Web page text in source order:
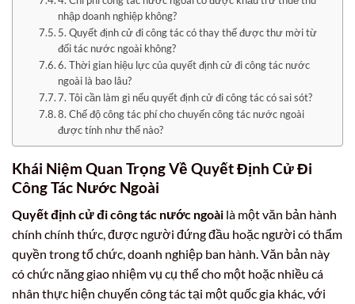
nhập doanh nghiệp không?
5. Quyết định cử đi công tác có thay thế được thư mời từ
đối tác nước ngoài không?
6. Thời gian hiệu lực của quyết định cử đi công tác nước
ngoài là bao lâu?
7. Tôi cần làm gì nếu quyết định cử đi công tác có sai sót?
8. Chế độ công tác phí cho chuyến công tác nước ngoài
được tính như thế nào?
Khái Niệm Quan Trọng Về Quyết Định Cử Đi
Công Tác Nước Ngoài
Quyết định cử đi công tác nước ngoài là một văn bản hành
chính chính thức, được người đứng đầu hoặc người có thẩm
quyền trong tổ chức, doanh nghiệp ban hành. Văn bản này
có chức năng giao nhiệm vụ cụ thể cho một hoặc nhiều cá
nhân thực hiện chuyến công tác tại một quốc gia khác, với